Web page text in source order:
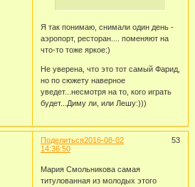
Я так понимаю, снимали один день -
аэропорт, ресторан.... поменяют на
что-то тоже яркое:)
Не уверена, что это тот самый Фарид,
но по сюжету наверное
уведет...несмотря на то, кого играть
будет...Диму ли, или Лешу:)))
Поделиться 53
2016-08-02
14:36:50
Мария Смольникова самая
титулованная из молодых этого